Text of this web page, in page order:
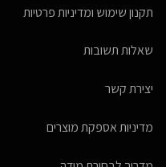
תקנון שימוש ומדיניות פרטיות
שאלות תשובות
יצירת קשר
מדיניות אספקת מוצרים